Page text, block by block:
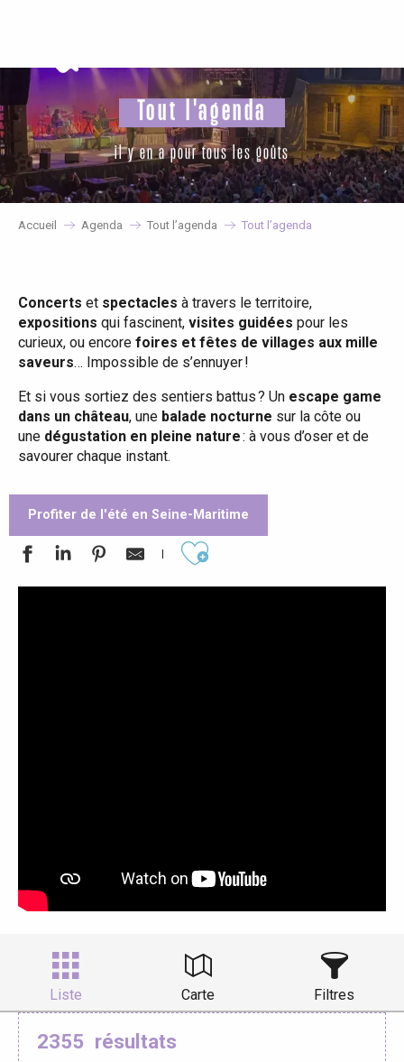
principal
Tout l'agenda
il y en a pour tous les goûts
Accueil Agenda Tout l’agenda Tout l’agenda
Concerts et spectacles à travers le territoire,
expositions qui fascinent, visites guidées pour les
curieux, ou encore foires et fêtes de villages aux mille
saveurs… Impossible de s’ennuyer !
Et si vous sortiez des sentiers battus ? Un escape game
dans un château, une balade nocturne sur la côte ou
une dégustation en pleine nature: à vous d’oser et de
savourer chaque instant.
Profiter de l'été en Seine-Maritime
Ajouter aux favoris
Liste Carte Filtres
2355 résultats